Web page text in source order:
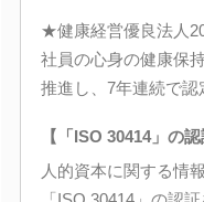
★健康経営優良法人
社員の心身の健康保
推進し、7年連続で認
【「ISO 30414」の認
人的資本に関する情